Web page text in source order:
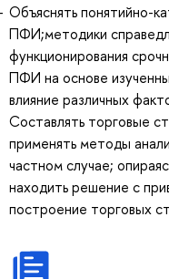
Объяснять понятийно-
ПФИ;методики
функционирования
ПФИ на основе
влияние различных
Составлять торговые
применять методы
частном случае;
находить решение с
построение торговых